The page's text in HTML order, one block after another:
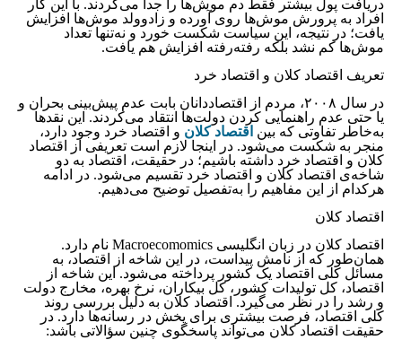
دریافت پول بیشتر فقط دم موش‌ها را جدا می‌کردند. با این کار
افراد به پرورش موش‌ها روی آورده و زادوولد موش‌ها افزایش
یافت؛ در نتیجه، این سیاست شکست خورد و نه‌تنها تعداد
موش‌ها کم نشد بلکه رفته‌رفته افزایش هم یافت.
تعریف اقتصاد کلان و اقتصاد خرد
در سال ۲۰۰۸، مردم از اقتصاددانان بابت عدم پیش‌بینی بحران و
یا حتی عدم راهنمایی کردن دولت‌ها انتقاد می‌کردند. این نقدها
به‌خاطر تفاوتی که بین اقتصاد کلان و اقتصاد خرد وجود دارد،
منجر به شکست می‌شود. در اینجا لازم است تعریفی از اقتصاد
کلان و اقتصاد خرد داشته باشیم؛ در حقیقت، اقتصاد به دو
شاخه‌ی اقتصاد کلان و اقتصاد خرد تقسیم می‌شود. در ادامه
هرکدام از این مفاهیم را به‌تفصیل توضیح می‌دهیم.
اقتصاد کلان
اقتصاد کلان در زبان انگلیسی Macroecomomics نام دارد.
همان‌طور که از نامش پیداست، در این شاخه از اقتصاد، به
مسائل کلی اقتصاد یک کشور پرداخته می‌شود. این شاخه از
اقتصاد، کل تولیدات کشور، کل بیکاران، نرخ بهره، مخارج دولت
و رشد را در نظر می‌گیرد. اقتصاد کلان به دلیل بررسی روند
کلی اقتصاد، فرصت بیشتری برای پخش در رسانه‌ها دارد. در
حقیقت اقتصاد کلان می‌تواند پاسخگوی چنین سؤالاتی باشد: